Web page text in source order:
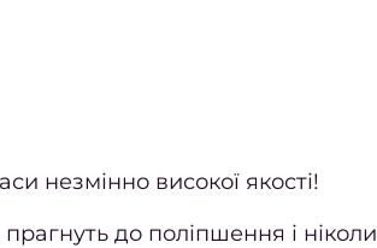
незмінно високої якості!
до поліпшення і ніколи